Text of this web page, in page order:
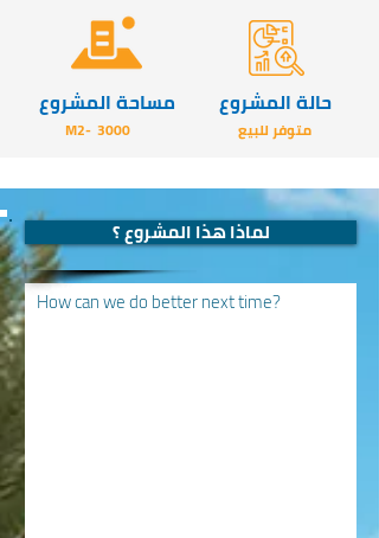
مساحة المشروع
3000
-M2
حالة المشروع
متوفر للبيع
How can we do better next time?
لماذا هذا المشروع ؟